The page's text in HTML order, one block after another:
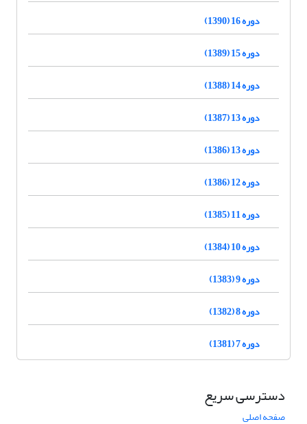
دوره 16 (1390)
دوره 15 (1389)
دوره 14 (1388)
دوره 13 (1387)
دوره 13 (1386)
دوره 12 (1386)
دوره 11 (1385)
دوره 10 (1384)
دوره 9 (1383)
دوره 8 (1382)
دوره 7 (1381)
دسترسی سریع
صفحه اصلی